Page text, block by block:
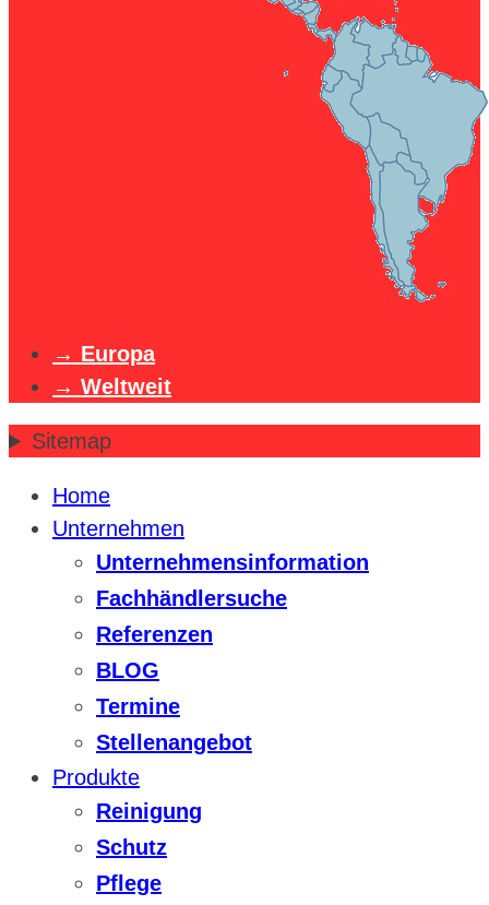
Europa
Weltweit
Sitemap
Home
Unternehmen
Unternehmensinformation
Fachhändlersuche
Referenzen
BLOG
Termine
Stellenangebot
Produkte
Reinigung
Schutz
Pflege